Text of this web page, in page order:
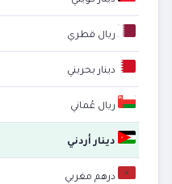
ريال قطري
دينار بحريني
ريال عُماني
دينار أردني
درهم مغربي